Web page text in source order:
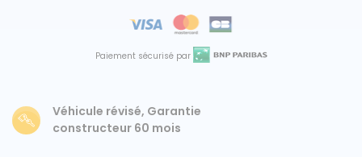
Fiat
Paiement sécurisé par
Véhicule révisé, Garantie
constructeur 60 mois